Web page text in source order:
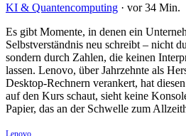
KI & Quantencomputing · vor 34 Min.
Es gibt Momente, in denen ein
Selbstverständnis neu schreibt – nicht
sondern durch Zahlen, die keinen
lassen. Lenovo, über Jahrzehnte als
Desktop-Rechnern verankert, hat
auf den Kurs schaut, sieht keine
Papier, das an der Schwelle zum
Lenovo